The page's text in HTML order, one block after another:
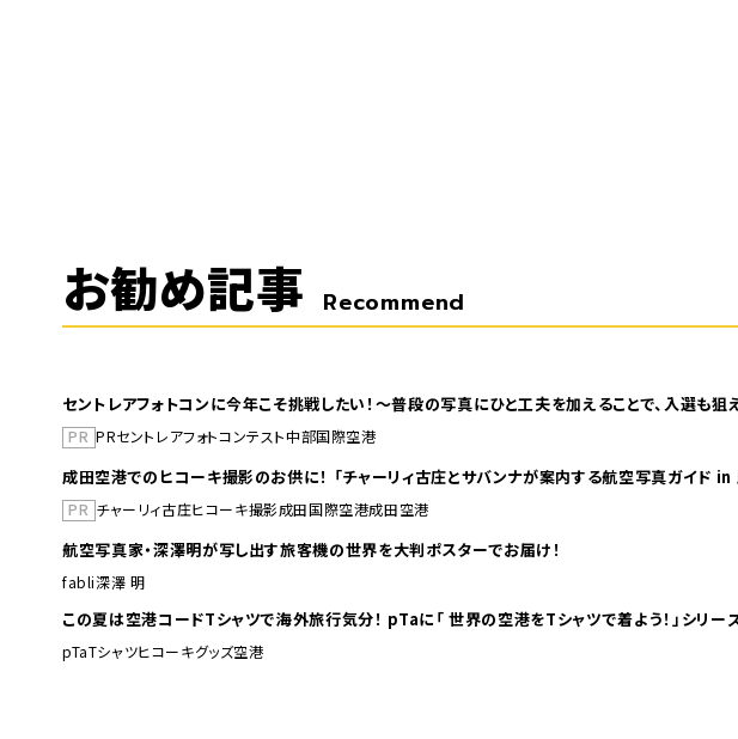
お勧め記事 Recommend
セントレアフォトコンに今年こそ挑戦したい！～普段の写真にひと工夫を加えることで、入選も狙
PR PRセントレアフォトコンテスト中部国際空港
成田空港でのヒコーキ撮影のお供に！ 「チャーリィ古庄とサバンナが案内する航空写真ガイド in
PR チャーリィ古庄ヒコーキ撮影成田国際空港成田空港
航空写真家・深澤明が写し出す旅客機の世界を大判ポスターでお届け！
fabli深澤 明
この夏は空港コードTシャツで海外旅行気分！ pTaに「 世界の空港をTシャツで着よう！
pTaTシャツヒコーキグッズ空港